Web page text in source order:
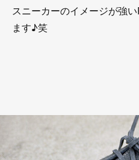
スニーカーのイメージが強
ます♪笑